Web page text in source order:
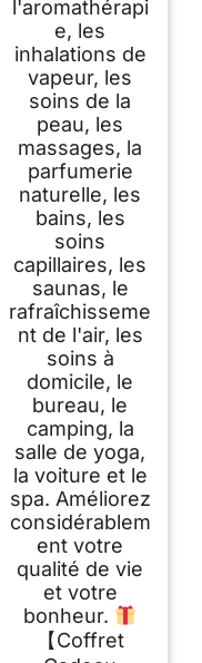
l'aromathérapi
e, les
inhalations de
vapeur, les
soins de la
peau, les
massages, la
parfumerie
naturelle, les
bains, les
soins
capillaires, les
saunas, le
rafraîchisseme
nt de l'air, les
soins à
domicile, le
bureau, le
camping, la
salle de yoga,
la voiture et le
spa. Améliorez
considérablem
ent votre
qualité de vie
et votre
bonheur.
【Coffret